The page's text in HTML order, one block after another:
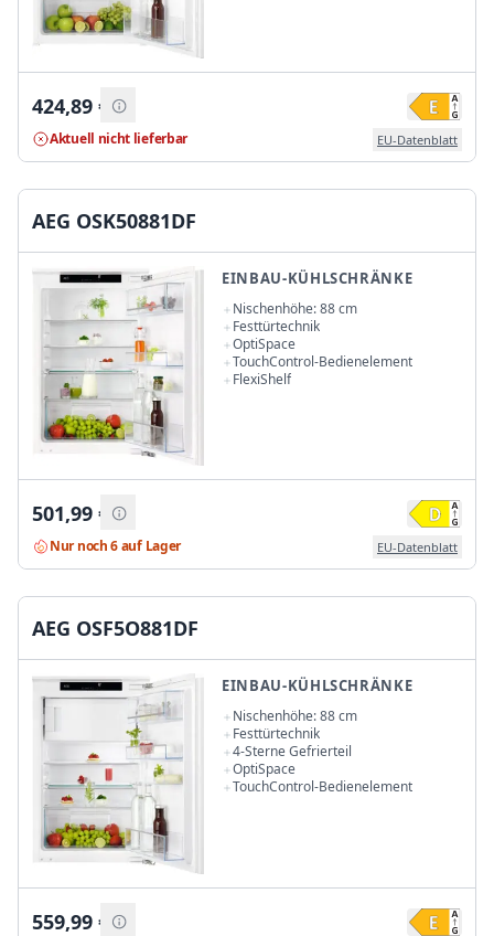
424,89 €
Aktuell nicht lieferbar EU-Datenblatt
AEG OSK50881DF
EINBAU-KÜHLSCHRÄNKE
Nischenhöhe: 88 cm
Festtürtechnik
OptiSpace
TouchControl-Bedienelement
FlexiShelf
501,99 €
Nur noch 6 auf Lager EU-Datenblatt
AEG OSF5O881DF
EINBAU-KÜHLSCHRÄNKE
Nischenhöhe: 88 cm
Festtürtechnik
4-Sterne Gefrierteil
OptiSpace
TouchControl-Bedienelement
559,99 €